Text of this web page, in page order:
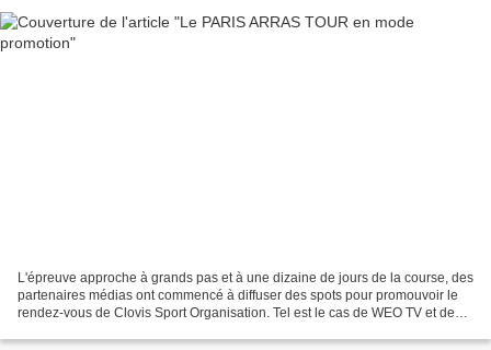
L'épreuve approche à grands pas et à une dizaine de jours de la course, des
partenaires médias ont commencé à diffuser des spots pour promouvoir le
rendez-vous de Clovis Sport Organisation. Tel est le cas de WEO TV et de